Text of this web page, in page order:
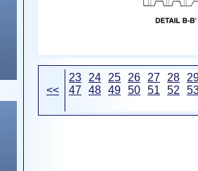
<<
23 24 25 26 27 28
47
48 49 50 51 52